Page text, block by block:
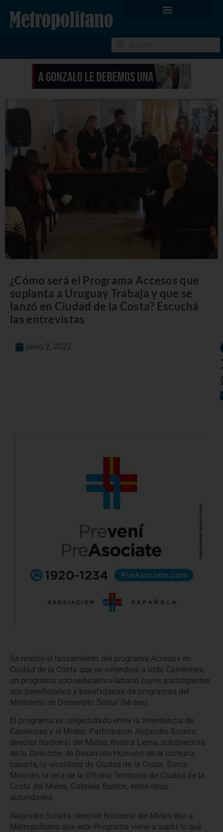
¿Cómo será el Programa Accesos que
suplanta a Uruguay Trabaja y que se
lanzó en Ciudad de la Costa? Escuchá
las entrevistas
junio 2, 2022
Se realizó el lanzamiento del programa Accesos en
Ciudad de la Costa que se extenderá a todo Canelones,
un programa socioeducativo-laboral cuyos participantes
son beneficiarios y beneficiarias de programas del
Ministerio de Desarrollo Social (Mides).
El programa es coejectutado entre la Intendencia de
Canelones y el Mides. Participaron Alejandro Sciarra,
director Nacional del Mides, Rosina Lema, subdirectora
de la Dirección de Desarrollo Humano de la comuna
canaria, la alcaldesa de Ciudad de la Costa, Sonia
Misirián, la jefa de la Oficina Territorial de Ciudad de la
Costa del Mides, Gabriela Bustos, entre otras
autoridades.
Alejandro Sciarra, director Nacional del Mides dijo a
Metropolitano que este Programa viene a suplir lo que